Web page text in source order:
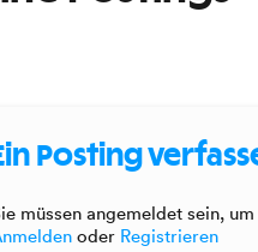
Posting
müssen angemeldet sein,
oder Registrieren